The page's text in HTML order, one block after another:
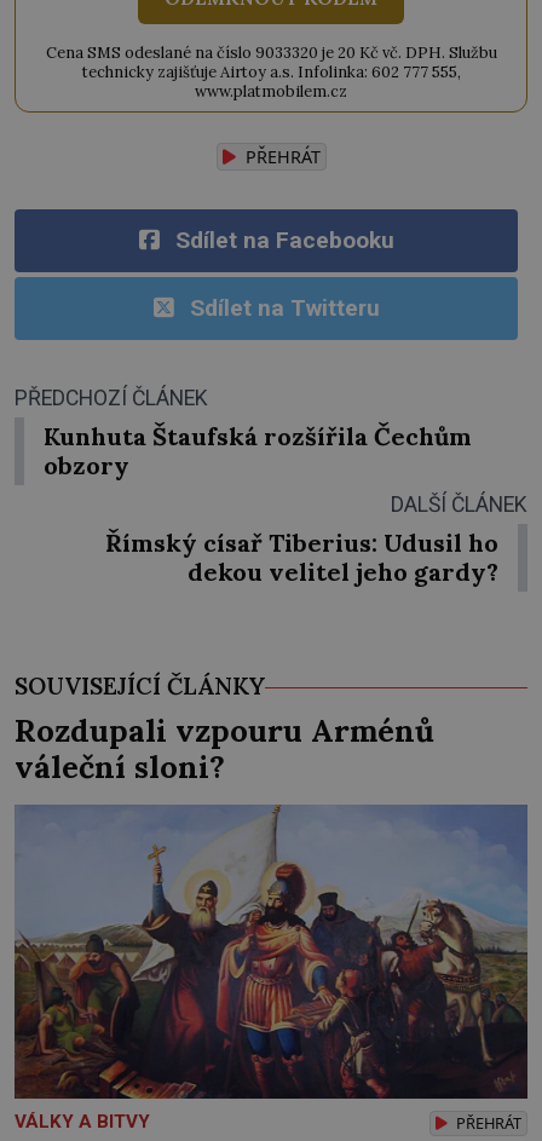
Cena SMS odeslané na číslo 9033320 je 20 Kč vč. DPH. Službu
technicky zajišťuje Airtoy a.s. Infolinka: 602 777 555,
www.platmobilem.cz
PŘEHRÁT
Sdílet na Facebooku
Sdílet na Twitteru
PŘEDCHOZÍ ČLÁNEK
Kunhuta Štaufská rozšířila Čechům
obzory
DALŠÍ ČLÁNEK
Římský císař Tiberius: Udusil ho
dekou velitel jeho gardy?
SOUVISEJÍCÍ ČLÁNKY
Rozdupali vzpouru Arménů
váleční sloni?
VÁLKY A BITVY PŘEHRÁT